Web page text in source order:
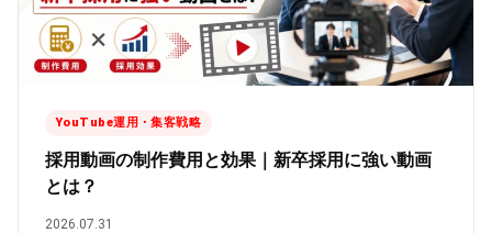
YouTube運用・集客戦略
採用動画の制作費用と効果｜新卒採用に強い動画
とは？
2026.07.31